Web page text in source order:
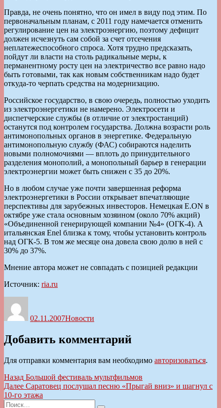
Правда, не очень понятно, что он имел в виду под этим. По
первоначальным планам, с 2011 году намечается отменить
регулирование цен на электроэнергию, поэтому дефицит
должен исчезнуть сам собой за счет отсечения
неплатежеспособного спроса. Хотя трудно предсказать,
пойдут ли власти на столь радикальные меры, к
перманентному росту цен на электричество все равно надо
быть готовыми, так как новым собственникам надо будет
откуда-то черпать средства на модернизацию.
Российское государство, в свою очередь, полностью уходить
из электроэнергетики не намерено. Электросети и
диспетчерские службы (в отличие от электростанций)
останутся под контролем государства. Должна возрасти роль
антимонопольных органов в энергетике. Федеральную
антимонопольную службу (ФАС) собираются наделить
новыми полномочиями — вплоть до принудительного
разделения монополий, а монопольный барьер в генерации
электроэнергии может быть снижен с 35 до 20%.
Но в любом случае уже почти завершенная реформа
электроэнергетики в России открывает впечатляющие
перспективы для зарубежных инвесторов. Немецкая E.ON в
октябре уже стала основным хозяином (около 70% акций)
«Объединенной генерирующей компании №4» (ОГК-4). А
итальянская Enel близка к тому, чтобы установить контроль
над ОГК-5. В том же месяце она довела свою долю в ней с
30% до 37%.
Мнение автора может не совпадать с позицией редакции
Источник: ria.ru
02.11.2007Новости
Добавить комментарий
Для отправки комментария вам необходимо авторизоваться.
Навигация
по
записям
Назад Предыдущая
запись:
Большой фестиваль мультфильмов
Далее Следующая
запись:
Саратовец послушал песню «Прыгай вниз» и шагнул с
10-го этажа
Искать: